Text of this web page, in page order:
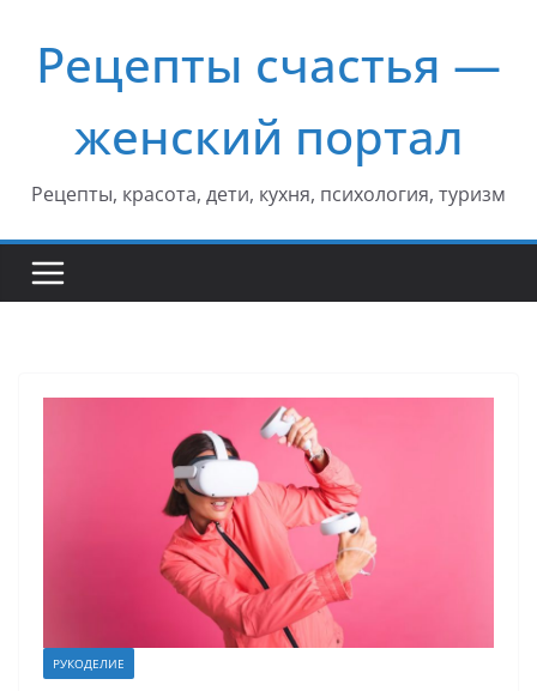
содержимому
Рецепты счастья —
женский портал
Рецепты, красота, дети, кухня, психология, туризм
РУКОДЕЛИЕ